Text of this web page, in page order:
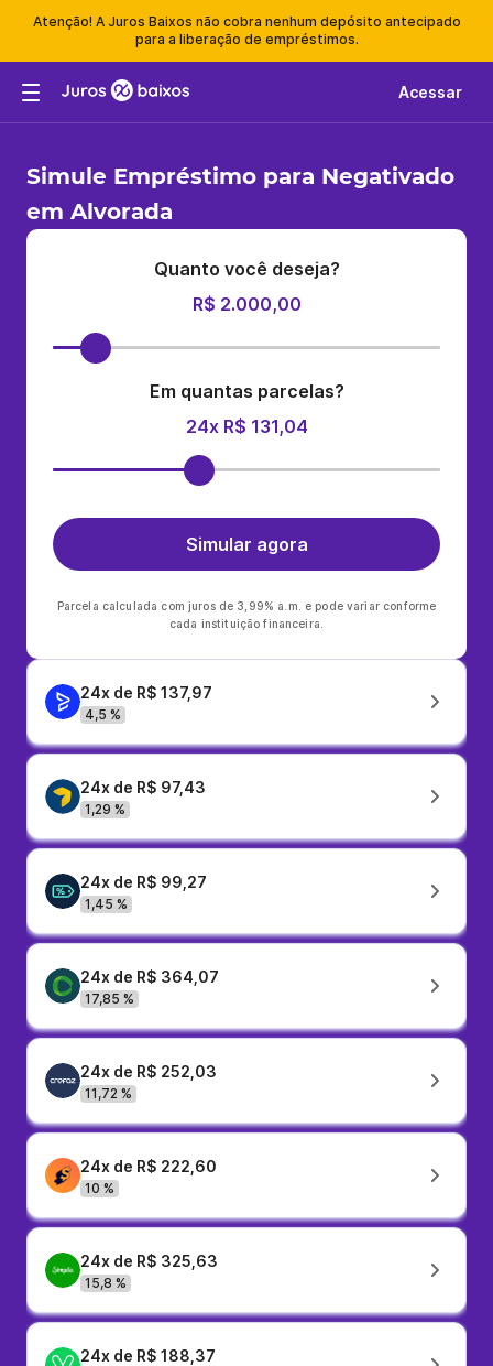
Atenção! A Juros Baixos não cobra nenhum depósito antecipado
para a liberação de empréstimos.
Acessar
Simule Empréstimo para Negativado
em Alvorada
Quanto você deseja?
R$ 2.000,00
Em quantas parcelas?
24x R$ 131,04
Simular agora
Parcela calculada com juros de 3,99% a.m. e pode variar conforme
cada instituição financeira.
24x de R$ 137,97
4,5 %
24x de R$ 97,43
1,29 %
24x de R$ 99,27
1,45 %
24x de R$ 364,07
17,85 %
24x de R$ 252,03
11,72 %
24x de R$ 222,60
10 %
24x de R$ 325,63
15,8 %
24x de R$ 188,37